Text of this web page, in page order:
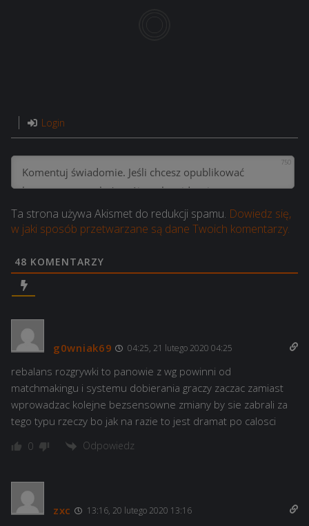
Login
750
Ta strona używa Akismet do redukcji spamu. Dowiedz się,
w jaki sposób przetwarzane są dane Twoich komentarzy.
48 KOMENTARZY
g0wniak69 04:25, 21 lutego 2020 04:25
rebalans rozgrywki to panowie z wg powinni od
matchmakingu i systemu dobierania graczy zaczac zamiast
wprowadzac kolejne bezsensowne zmiany by sie zabrali za
tego typu rzeczy bo jak na razie to jest dramat po calosci
0 Odpowiedz
zxc 13:16, 20 lutego 2020 13:16